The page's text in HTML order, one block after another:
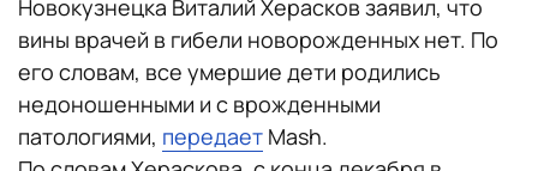
Новокузнецка Виталий Херасков заявил, что
вины врачей в гибели новорожденных нет. По
его словам, все умершие дети родились
недоношенными и с врожденными
патологиями, передает Mash.